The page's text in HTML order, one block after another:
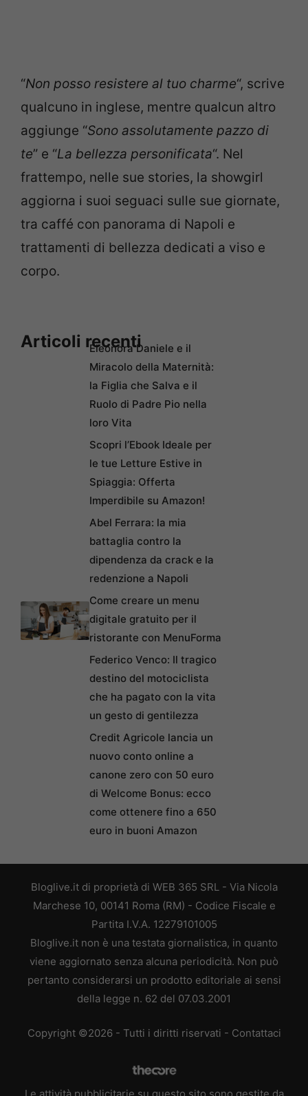
“Non posso resistere al tuo charme“, scrive
qualcuno in inglese, mentre qualcun altro
aggiunge “Sono assolutamente pazzo di
te” e “La bellezza personificata“. Nel
frattempo, nelle sue stories, la showgirl
aggiorna i suoi seguaci sulle sue giornate,
tra caffé con panorama di Napoli e
trattamenti di bellezza dedicati a viso e
corpo.
Articoli recentiEleonora Daniele e il
Miracolo della Maternità:
la Figlia che Salva e il
Ruolo di Padre Pio nella
loro Vita
Scopri l’Ebook Ideale per
le tue Letture Estive in
Spiaggia: Offerta
Imperdibile su Amazon!
Abel Ferrara: la mia
battaglia contro la
dipendenza da crack e la
redenzione a Napoli
Come creare un menu
digitale gratuito per il
ristorante con MenuForma
Federico Venco: Il tragico
destino del motociclista
che ha pagato con la vita
un gesto di gentilezza
Credit Agricole lancia un
nuovo conto online a
canone zero con 50 euro
di Welcome Bonus: ecco
come ottenere fino a 650
euro in buoni Amazon
Bloglive.it di proprietà di WEB 365 SRL - Via Nicola
Marchese 10, 00141 Roma (RM) - Codice Fiscale e
Partita I.V.A. 12279101005
Bloglive.it non è una testata giornalistica, in quanto
viene aggiornato senza alcuna periodicità. Non può
pertanto considerarsi un prodotto editoriale ai sensi
della legge n. 62 del 07.03.2001
Copyright ©2026 - Tutti i diritti riservati - Contattaci